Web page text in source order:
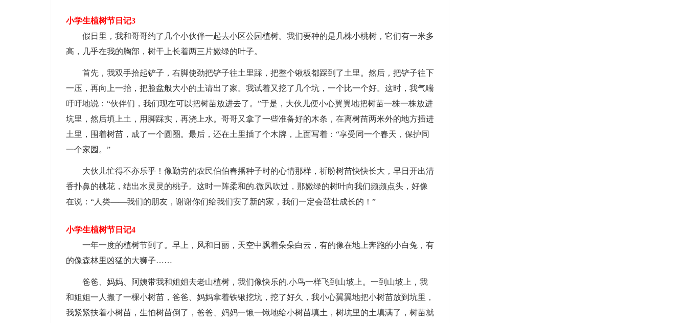
小学生植树节日记3
假日里，我和哥哥约了几个小伙伴一起去小区公园植树。我们要种的是几株小桃树，它们有一米多
高，几乎在我的胸部，树干上长着两三片嫩绿的叶子。
首先，我双手拾起铲子，右脚使劲把铲子往土里踩，把整个锹板都踩到了土里。然后，把铲子往下
一压，再向上一抬，把脸盆般大小的土请出了家。我试着又挖了几个坑，一个比一个好。这时，我气喘
吁吁地说：“伙伴们，我们现在可以把树苗放进去了。”于是，大伙儿便小心翼翼地把树苗一株一株放进
坑里，然后填上土，用脚踩实，再浇上水。哥哥又拿了一些准备好的木条，在离树苗两米外的地方插进
土里，围着树苗，成了一个圆圈。最后，还在土里插了个木牌，上面写着：“享受同一个春天，保护同
一个家园。”
大伙儿忙得不亦乐乎！像勤劳的农民伯伯春播种子时的心情那样，祈盼树苗快快长大，早日开出清
香扑鼻的桃花，结出水灵灵的桃子。这时一阵柔和的.微风吹过，那嫩绿的树叶向我们频频点头，好像
在说：“人类——我们的朋友，谢谢你们给我们安了新的家，我们一定会茁壮成长的！”
小学生植树节日记4
一年一度的植树节到了。早上，风和日丽，天空中飘着朵朵白云，有的像在地上奔跑的小白兔，有
的像森林里凶猛的大狮子……
爸爸、妈妈、阿姨带我和姐姐去老山植树，我们像快乐的.小鸟一样飞到山坡上。一到山坡上，我
和姐姐一人搬了一棵小树苗，爸爸、妈妈拿着铁锹挖坑，挖了好久，我小心翼翼地把小树苗放到坑里，
我紧紧扶着小树苗，生怕树苗倒了，爸爸、妈妈一锹一锹地给小树苗填土，树坑里的土填满了，树苗就